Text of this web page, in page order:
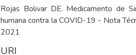
Rojas Bolivar DE. Medicamento de
humana contra la COVID-19 - Nota
2021
URI